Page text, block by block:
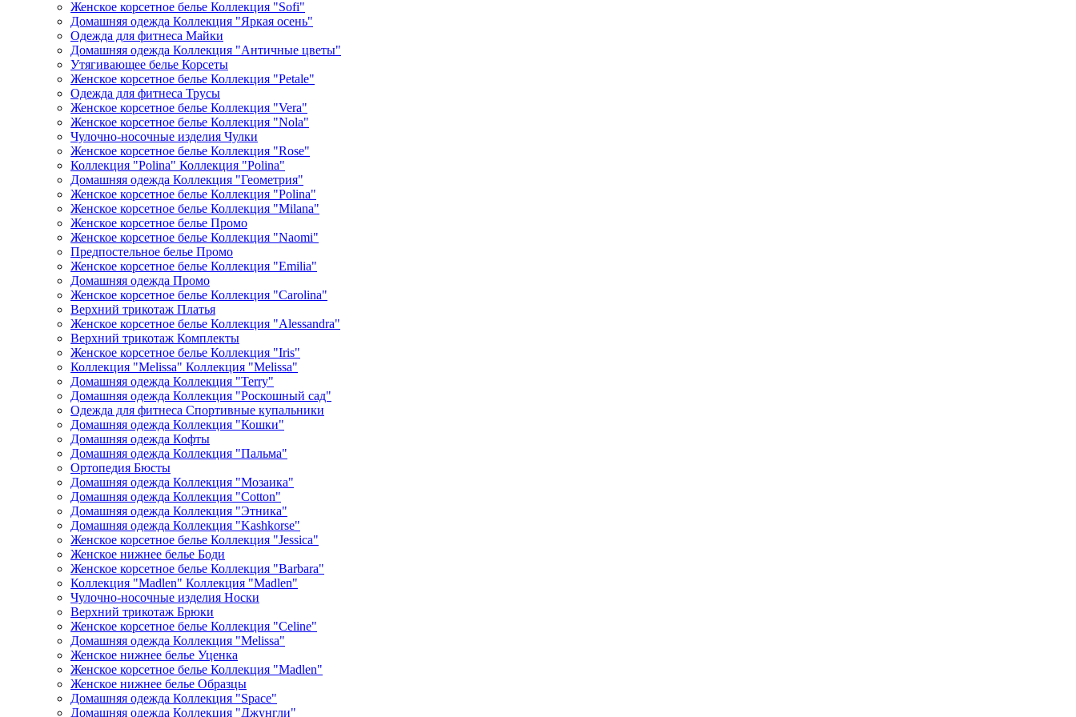
Женское корсетное белье Коллекция "Sofi"
Домашняя одежда Коллекция "Яркая осень"
Одежда для фитнеса Майки
Домашняя одежда Коллекция "Античные цветы"
Утягивающее белье Корсеты
Женское корсетное белье Коллекция "Petale"
Одежда для фитнеса Трусы
Женское корсетное белье Коллекция "Vera"
Женское корсетное белье Коллекция "Nola"
Чулочно-носочные изделия Чулки
Женское корсетное белье Коллекция "Rose"
Коллекция "Polina" Коллекция "Polina"
Домашняя одежда Коллекция "Геометрия"
Женское корсетное белье Коллекция "Polina"
Женское корсетное белье Коллекция "Milana"
Женское корсетное белье Промо
Женское корсетное белье Коллекция "Naomi"
Предпостельное белье Промо
Женское корсетное белье Коллекция "Emilia"
Домашняя одежда Промо
Женское корсетное белье Коллекция "Carolina"
Верхний трикотаж Платья
Женское корсетное белье Коллекция "Alessandra"
Верхний трикотаж Комплекты
Женское корсетное белье Коллекция "Iris"
Коллекция "Melissa" Коллекция "Melissa"
Домашняя одежда Коллекция "Terry"
Домашняя одежда Коллекция "Роскошный сад"
Одежда для фитнеса Спортивные купальники
Домашняя одежда Коллекция "Кошки"
Домашняя одежда Кофты
Домашняя одежда Коллекция "Пальма"
Ортопедия Бюсты
Домашняя одежда Коллекция "Мозаика"
Домашняя одежда Коллекция "Cotton"
Домашняя одежда Коллекция "Этника"
Домашняя одежда Коллекция "Kashkorse"
Женское корсетное белье Коллекция "Jessica"
Женское нижнее белье Боди
Женское корсетное белье Коллекция "Barbara"
Коллекция "Madlen" Коллекция "Madlen"
Чулочно-носочные изделия Носки
Верхний трикотаж Брюки
Женское корсетное белье Коллекция "Celine"
Домашняя одежда Коллекция "Melissa"
Женское нижнее белье Уценка
Женское корсетное белье Коллекция "Madlen"
Женское нижнее белье Образцы
Домашняя одежда Коллекция "Space"
Домашняя одежда Коллекция "Джунгли"